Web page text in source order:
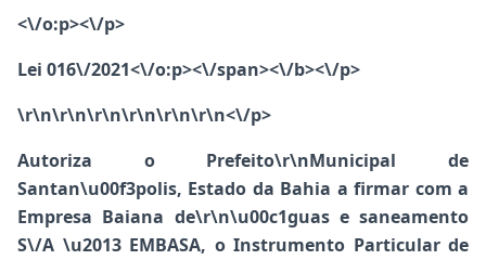
<\/o:p><\/p>
Lei 016\/2021<\/o:p><\/span><\/b><\/p>
\r\n\r\n\r\n\r\n\r\n\r\n<\/p>
Autoriza o Prefeito\r\nMunicipal de
Santan\u00f3polis, Estado da Bahia a firmar com a
Empresa Baiana de\r\n\u00c1guas e saneamento
S\/A \u2013 EMBASA, o Instrumento Particular de